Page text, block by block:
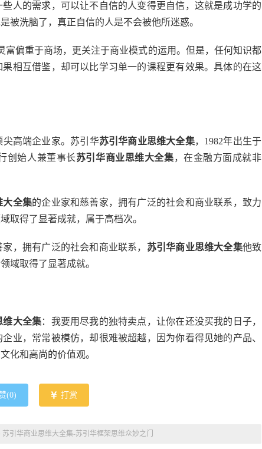
人的需求，可以让不自信的人变得更自信，这就是成功学的
被洗脑了，真正自信的人是不会被他所迷惑。
偏重于商场，更关注于商业模式的运用。但是，任何知识都
相互借鉴，却可以比学习单一的课程更有效果。具体的在这
高端企业家。苏引华苏引华商业思维大全集，1982年出生于
创始人兼董事长苏引华商业思维大全集，在金融方面成就非
大全集的企业家和慈善家，拥有广泛的社会和商业联系，致力
取得了显著成就，属于高档次。
，拥有广泛的社会和商业联系， 苏引华商业思维大全集他致
域取得了显著成就。
维大全集：我要用尽我的独特卖点，让你在还没买我的日子，
业，常常被模仿，却很难被超越，因为你看得见她的产品、
化和高尚的价值观。
(0) 打赏
苏引华商业思维大全集-苏引华框架思维众妙之门